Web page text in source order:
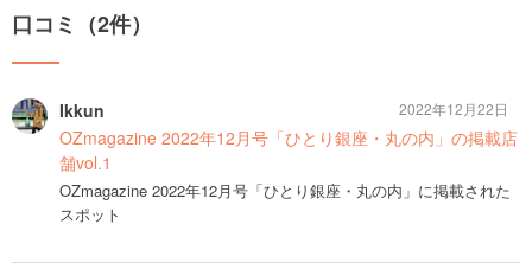
口コミ（2件）
Ikkun
OZmagazine 2022年12月号「ひとり銀座・丸の内」の掲載店
舗vol.1
OZmagazine 2022年12月号「ひとり銀座・丸の内」に掲載された
スポット
2022年12月22日